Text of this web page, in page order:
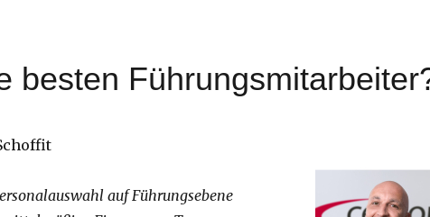
besten
auf Führungsebene